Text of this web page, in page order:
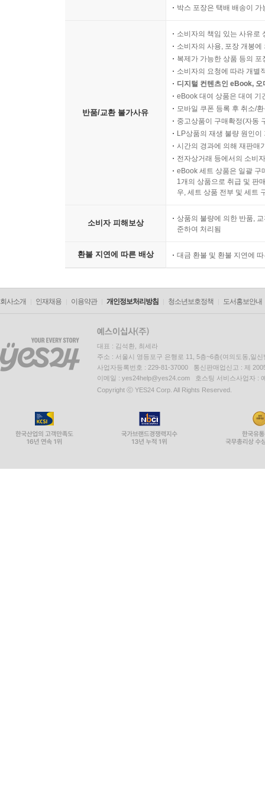
박스 포장은 택배 배송이
반품/교환 불가사유
소비자의 책임 있는 사유로
소비자의 사용, 포장 개봉
복제가 가능한 상품 등의
소비자의 요청에 따라 개별
디지털 컨텐츠인 eBook,
eBook 대여 상품은 대여 기
모바일 쿠폰 등록 후 취소/
중고상품이 구매확정(자동
LP상품의 재생 불량 원인
시간의 경과에 의해 재판매
전자상거래 등에서의 소비
eBook 세트 상품은 일괄 구
1개의 상품으로 취급 및 판
우, 세트 상품 전부 및 세트
소비자 피해보상
상품의 불량에 의한 반품,
준하여 처리됨
환불 지연에 따른 배상 대금 환불 및 환불 지연에
회사소개 인재채용 이용약관 개인정보처리방침 청소년보호정책 도서홍보안내
대표 : 김석환, 최세라
주소 : 서울시 영등포구 은행로 11, 5층~6층(여의도동,일신
사업자등록번호 : 229-81-37000 통신판매업신고 : 제
이메일 : yes24help@yes24.com 호스팅 서비스사업자 :
Copyright ⓒ YES24 Corp. All Rights Reserved.